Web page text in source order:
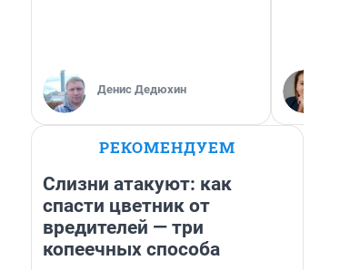
Денис Дедюхин
РЕКОМЕНДУЕМ
Слизни атакуют: как
спасти цветник от
вредителей — три
копеечных способа